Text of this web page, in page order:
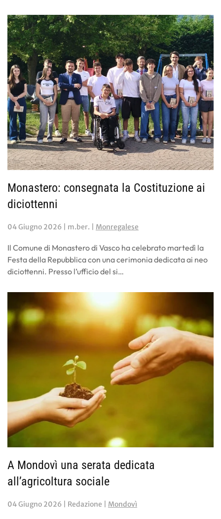
Monastero: consegnata la Costituzione ai
diciottenni
04 Giugno 2026 | m.ber. | Monregalese
Il Comune di Monastero di Vasco ha celebrato martedì la
Festa della Repubblica con una cerimonia dedicata ai neo
diciottenni. Presso l’ufficio del si…
A Mondovì una serata dedicata
all’agricoltura sociale
04 Giugno 2026 | Redazione | Mondovì